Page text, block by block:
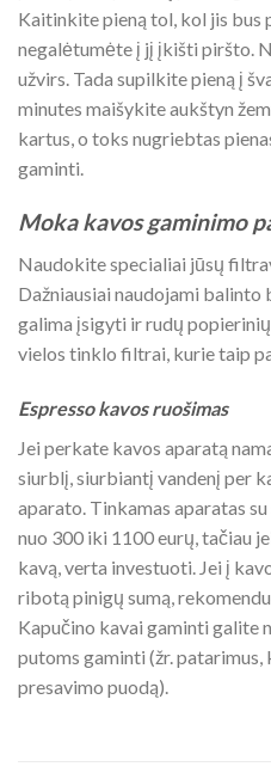
Kaitinkite pieną tol, kol jis bus
negalėtumėte į jį įkišti piršto.
užvirs. Tada supilkite pieną į
minutes maišykite aukštyn
kartus, o toks nugriebtas
gaminti.
Moka kavos gaminimo
Naudokite specialiai jūsų
Dažniausiai naudojami
galima įsigyti ir rudų
vielos tinklo filtrai, kurie taip
Espresso kavos ruošimas
Jei perkate kavos aparatą
siurblį, siurbiantį vandenį per
aparato. Tinkamas aparatas
nuo 300 iki 1100 eurų, tačiau
kavą, verta investuoti. Jei į
ribotą pinigų sumą,
Kapučino kavai gaminti galite
putoms gaminti (žr.
presavimo puodą).